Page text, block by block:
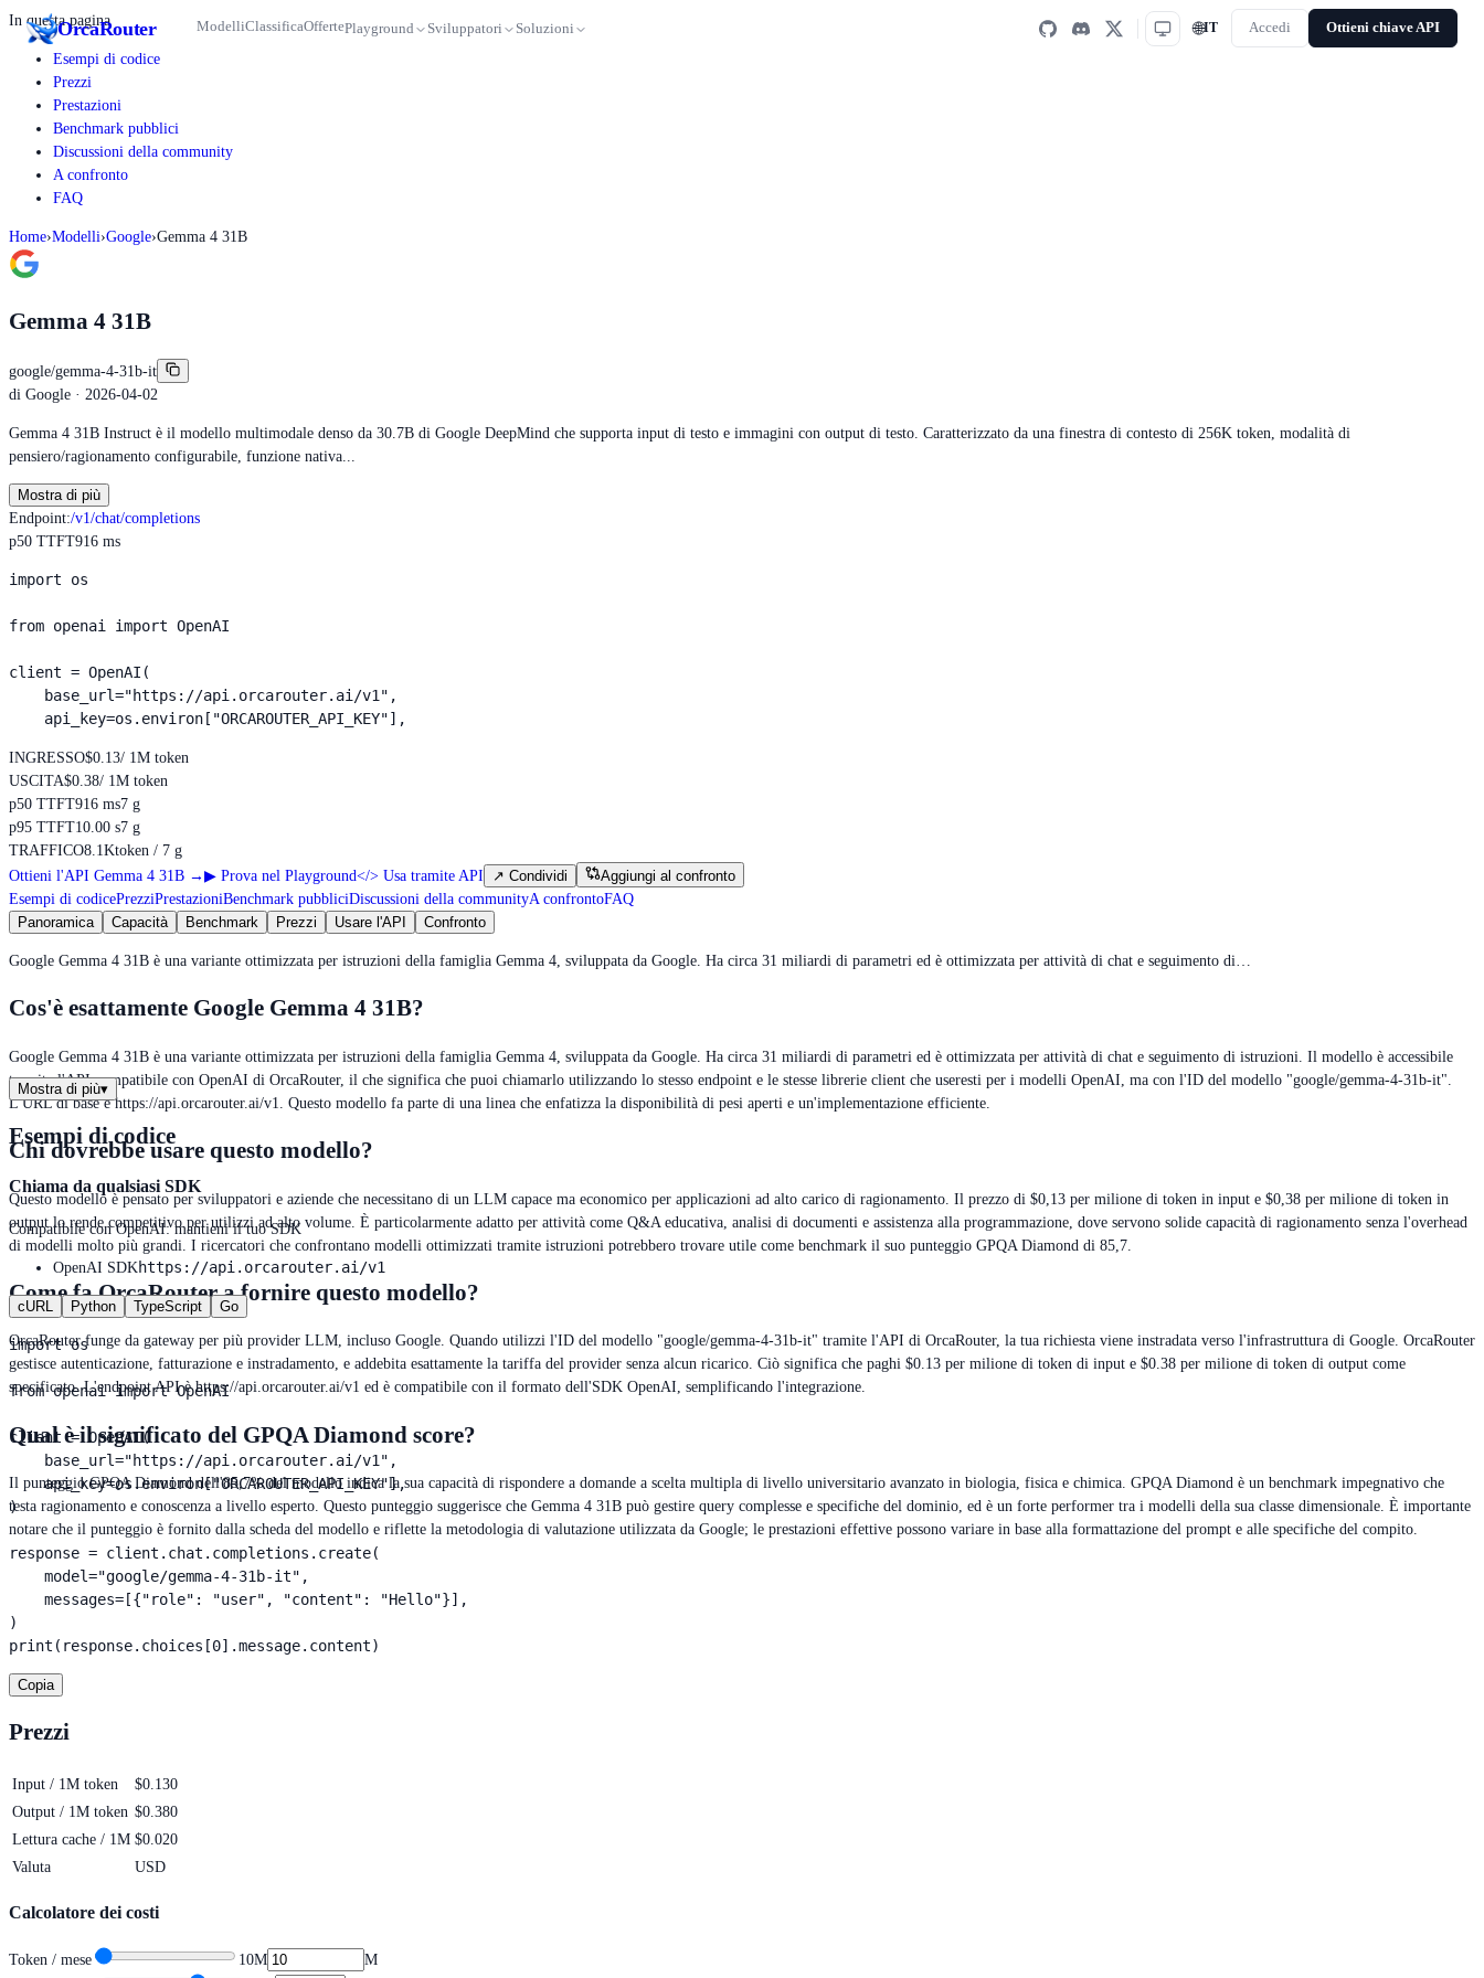
OrcaRouter ModelliClassificaOffertePlayground Sviluppatori Soluzioni 🌐IT Accedi Ottieni chiave API
In questa pagina
Esempi di codice
Prezzi
Prestazioni
Benchmark pubblici
Discussioni della community
A confronto
FAQ
Home›Modelli›Google›Gemma 4 31B
Gemma 4 31B
google/gemma-4-31b-it
di Google · 2026-04-02
Gemma 4 31B Instruct è il modello multimodale denso da 30.7B di Google DeepMind che supporta input di testo e immagini con output di testo. Caratterizzato da una finestra di contesto di 256K token, modalità di
pensiero/ragionamento configurabile, funzione nativa...
Mostra di più
Endpoint:/v1/chat/completions
p50 TTFT916 ms
import os
from openai import OpenAI
client = OpenAI(
    base_url="https://api.orcarouter.ai/v1",
    api_key=os.environ["ORCAROUTER_API_KEY"],
INGRESSO$0.13/ 1M token
USCITA$0.38/ 1M token
p50 TTFT916 ms7 g
p95 TTFT10.00 s7 g
TRAFFICO8.1Ktoken / 7 g
Ottieni l'API Gemma 4 31B → ▶ Prova nel Playground</> Usa tramite API ↗ Condividi
Aggiungi al confronto
Esempi di codicePrezziPrestazioniBenchmark pubbliciDiscussioni della communityA confrontoFAQ
Panoramica
Capacità Benchmark Prezzi Usare l'API Confronto
Google Gemma 4 31B è una variante ottimizzata per istruzioni della famiglia Gemma 4, sviluppata da Google. Ha circa 31 miliardi di parametri ed è ottimizzata per attività di chat e seguimento di…
Cos'è esattamente Google Gemma 4 31B?
Google Gemma 4 31B è una variante ottimizzata per istruzioni della famiglia Gemma 4, sviluppata da Google. Ha circa 31 miliardi di parametri ed è ottimizzata per attività di chat e seguimento di istruzioni. Il modello è accessibile
tramite l'API compatibile con OpenAI di OrcaRouter, il che significa che puoi chiamarlo utilizzando lo stesso endpoint e le stesse librerie client che useresti per i modelli OpenAI, ma con l'ID del modello "google/gemma-4-31b-it".
L'URL di base è https://api.orcarouter.ai/v1. Questo modello fa parte di una linea che enfatizza la disponibilità di pesi aperti e un'implementazione efficiente.
Chi dovrebbe usare questo modello?
Questo modello è pensato per sviluppatori e aziende che necessitano di un LLM capace ma economico per applicazioni ad alto carico di ragionamento. Il prezzo di $0,13 per milione di token in input e $0,38 per milione di token in
output lo rende competitivo per utilizzi ad alto volume. È particolarmente adatto per attività come Q&A educativa, analisi di documenti e assistenza alla programmazione, dove servono solide capacità di ragionamento senza l'overhead
di modelli molto più grandi. I ricercatori che confrontano modelli ottimizzati tramite istruzioni potrebbero trovare utile come benchmark il suo punteggio GPQA Diamond di 85,7.
Come fa OrcaRouter a fornire questo modello?
OrcaRouter funge da gateway per più provider LLM, incluso Google. Quando utilizzi l'ID del modello "google/gemma-4-31b-it" tramite l'API di OrcaRouter, la tua richiesta viene instradata verso l'infrastruttura di Google. OrcaRouter
gestisce autenticazione, fatturazione e instradamento, e addebita esattamente la tariffa del provider senza alcun ricarico. Ciò significa che paghi $0.13 per milione di token di input e $0.38 per milione di token di output come
specificato. L'endpoint API è https://api.orcarouter.ai/v1 ed è compatibile con il formato dell'SDK OpenAI, semplificando l'integrazione.
Qual è il significato del GPQA Diamond score?
Il punteggio GPQA Diamond dell'85,7% del modello indica la sua capacità di rispondere a domande a scelta multipla di livello universitario avanzato in biologia, fisica e chimica. GPQA Diamond è un benchmark impegnativo che
testa ragionamento e conoscenza a livello esperto. Questo punteggio suggerisce che Gemma 4 31B può gestire query complesse e specifiche del dominio, ed è un forte performer tra i modelli della sua classe dimensionale. È importante
notare che il punteggio è fornito dalla scheda del modello e riflette la metodologia di valutazione utilizzata da Google; le prestazioni effettive possono variare in base alla formattazione del prompt e alle specifiche del compito.
Mostra di più▾
Esempi di codice
Chiama da qualsiasi SDK
Compatibile con OpenAI: mantieni il tuo SDK
OpenAI SDKhttps://api.orcarouter.ai/v1
cURL Python TypeScript Go
import os
from openai import OpenAI
client = OpenAI(
    base_url="https://api.orcarouter.ai/v1",
    api_key=os.environ["ORCAROUTER_API_KEY"],
)
response = client.chat.completions.create(
    model="google/gemma-4-31b-it",
    messages=[{"role": "user", "content": "Hello"}],
)
print(response.choices[0].message.content)
Copia
Prezzi
Input / 1M token
$0.130
Output / 1M token $0.380
Lettura cache / 1M $0.020
Valuta
USD
Calcolatore dei costi
Token / mese 10M
M